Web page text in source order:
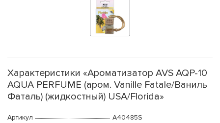
Характеристики «Ароматизатор AVS AQP-10
AQUA PERFUME (аром. Vanille Fatale/Ваниль
Фаталь) (жидкостный) USA/Florida»
Артикул
A40485S